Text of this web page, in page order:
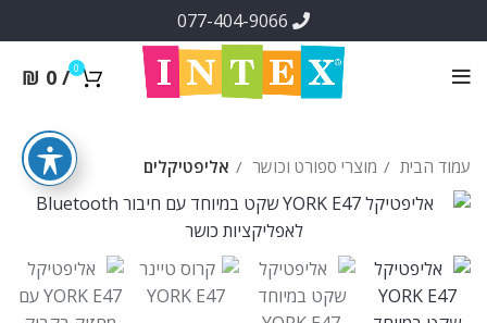
0
/
₪ 0
עמוד הבית מוצרי ספורט וכושר אליפטיקלים